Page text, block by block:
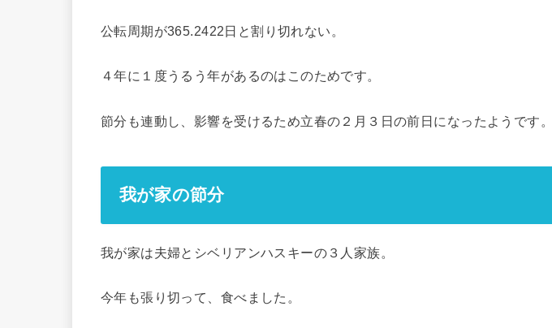
公転周期が365.2422日と割り切れない。
４年に１度うるう年があるのはこのためです。
節分も連動し、影響を受けるため立春の２月３日の前日になったようです。
我が家の節分
我が家は夫婦とシベリアンハスキーの３人家族。
今年も張り切って、食べました。